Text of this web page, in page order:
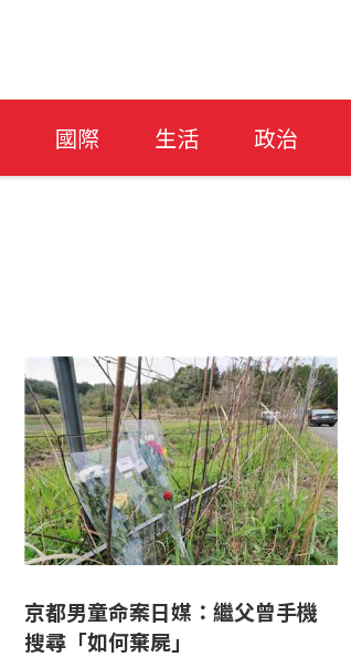
國際 生活 政治
京都男童命案日媒：繼父曾手機
搜尋「如何棄屍」